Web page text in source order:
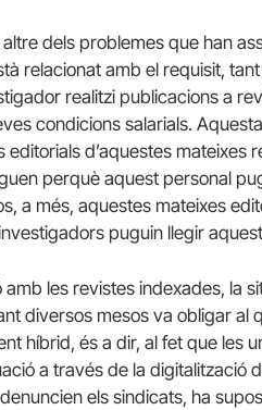
dels problemes que han
relacionat amb el requisit,
realitzi publicacions a
condicions salarials.
editorials d’aquestes
perquè aquest personal
a més, aquestes mateixes
puguin llegir
amb les revistes indexades, la
diversos mesos va obligar al
híbrid, és a dir, al fet que les
a través de la digitalització
els sindicats, ha